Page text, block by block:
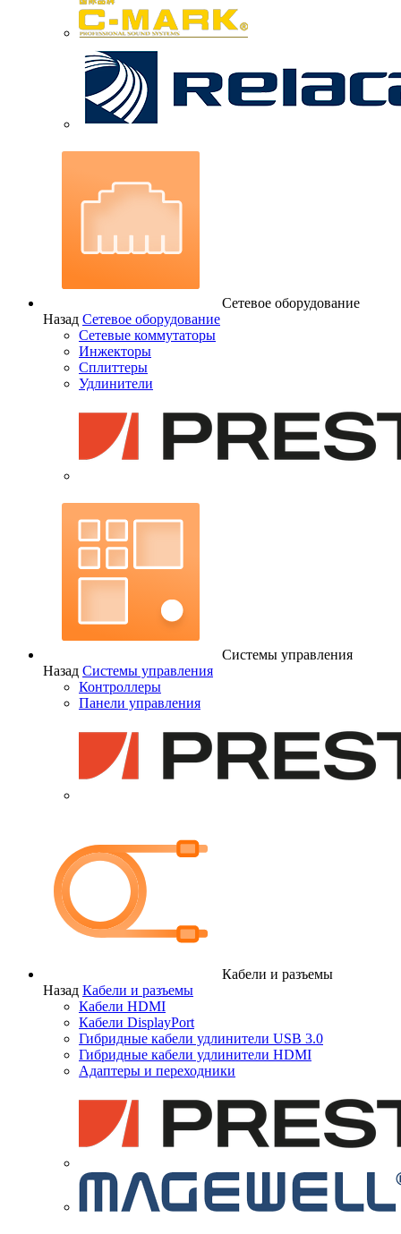
Сетевое оборудование
Назад Сетевое оборудование
Сетевые коммутаторы
Инжекторы
Сплиттеры
Удлинители
Системы управления
Назад Системы управления
Контроллеры
Панели управления
Кабели и разъемы
Назад Кабели и разъемы
Кабели HDMI
Кабели DisplayPort
Гибридные кабели удлинители USB 3.0
Гибридные кабели удлинители HDMI
Адаптеры и переходники